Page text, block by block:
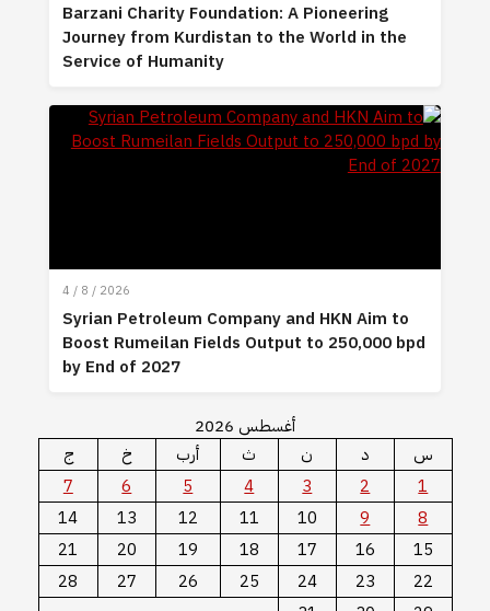
Barzani Charity Foundation: A Pioneering
Journey from Kurdistan to the World in the
Service of Humanity
4 / 8 / 2026
Syrian Petroleum Company and HKN Aim to
Boost Rumeilan Fields Output to 250,000 bpd
by End of 2027
أغسطس 2026
س
د ن ث أرب خ
ج
1
2
3
4
5
6
7
8
9
10
11
12
13
14
15
16
17
18
19
20
21
22
23
24
25
26
27
28